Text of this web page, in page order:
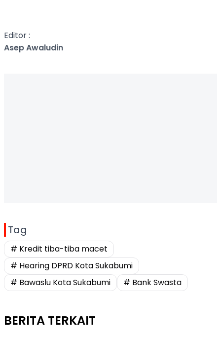
Editor :
Asep Awaludin
Tag
# Kredit tiba-tiba macet
# Hearing DPRD Kota Sukabumi
# Bawaslu Kota Sukabumi
# Bank Swasta
BERITA TERKAIT